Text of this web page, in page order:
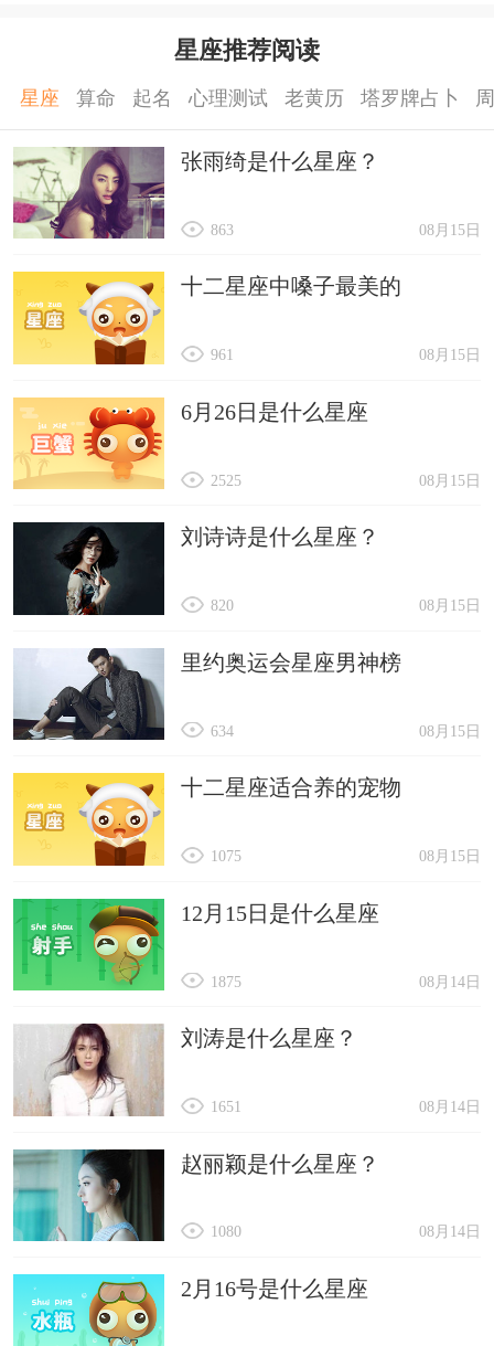
星座推荐阅读
星座 算命 起名 心理测试 老黄历 塔罗牌占卜
张雨绮是什么星座？
08月15日
863
十二星座中嗓子最美的
08月15日
961
6月26日是什么星座
08月15日
2525
刘诗诗是什么星座？
08月15日
820
里约奥运会星座男神榜
08月15日
634
十二星座适合养的宠物
08月15日
1075
12月15日是什么星座
08月14日
1875
刘涛是什么星座？
08月14日
1651
赵丽颖是什么星座？
08月14日
1080
2月16号是什么星座